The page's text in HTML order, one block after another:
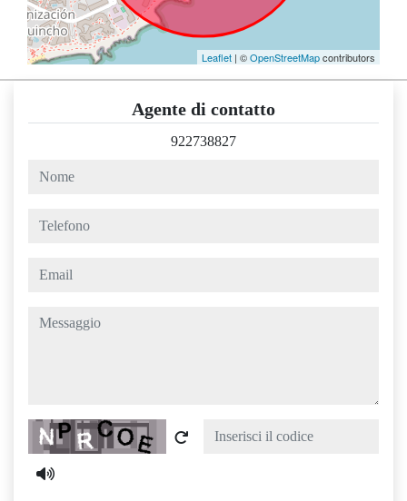
Leaflet | ©OpenStreetMapcontributors
Agente di contatto
922738827
nome
telefono
email
messaggio
Captcha